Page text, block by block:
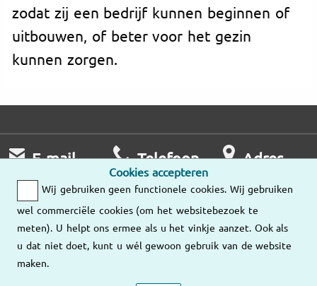
zodat zij een bedrijf kunnen beginnen of
uitbouwen, of beter voor het gezin
kunnen zorgen.
Cookies accepteren
Wij gebruiken geen functionele cookies. Wij gebruiken
wel commerciële cookies (om het websitebezoek te
meten). U helpt ons ermee als u het vinkje aanzet. Ook als
u dat niet doet, kunt u wél gewoon gebruik van de website
maken.
E-mail
Wij nemen zo
snel mogelijk
contact met u op.
Stuur ons een
Telefoon
Ma – Vr
036-534 89 10
Adres
Onze
vestigingen